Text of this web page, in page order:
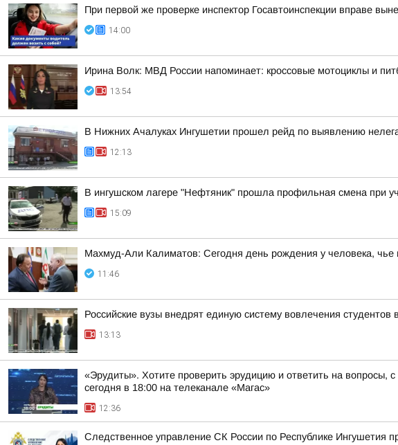
При первой же проверке инспектор Госавтоинспекции вправе
14:00
Ирина Волк: МВД России напоминает: кроссовые мотоциклы и
13:54
В Нижних Ачалуках Ингушетии прошел рейд по выявлению
12:13
В ингушском лагере "Нефтяник" прошла профильная смена при
15:09
Махмуд-Али Калиматов: Сегодня день рождения у человека,
11:46
Российские вузы внедрят единую систему вовлечения студентов
13:13
«Эрудиты». Хотите проверить эрудицию и ответить на вопросы,
сегодня в 18:00 на телеканале «Магас»
12:36
Следственное управление СК России по Республике Ингушетия